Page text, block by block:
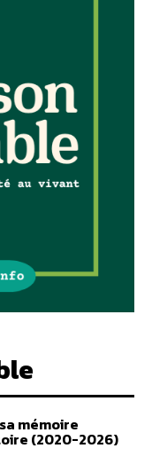
mémoire
(2020-2026)